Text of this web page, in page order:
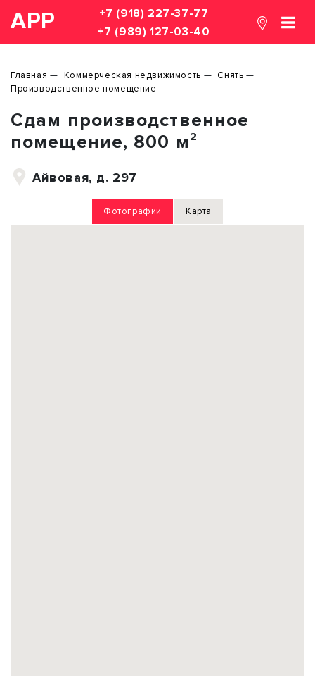
АРР
+7 (918) 227-37-77
+7 (989) 127-03-40
Главная Коммерческая недвижимость
Снять
Производственное помещение
Сдам производственное
помещение, 800 м²
Айвовая, д. 297
Фотографии Карта